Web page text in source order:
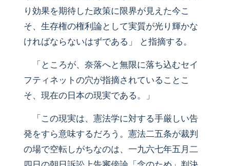
り効果を期待した政策に限界が見えた今こ
そ、生存権の権利論として実質が光り輝かな
ければならないはずである」 と指摘する。
「ところが、奈落へと無限に落ち込むセイ
フティネットの穴が指摘されていることこ
そ、現在の日本の現実である。」
「この現実は、憲法学に対する手厳しい告
発をすら意味するだろう。憲法二五条が裁判
の場で空転しがちなのは、一九六七年五月二